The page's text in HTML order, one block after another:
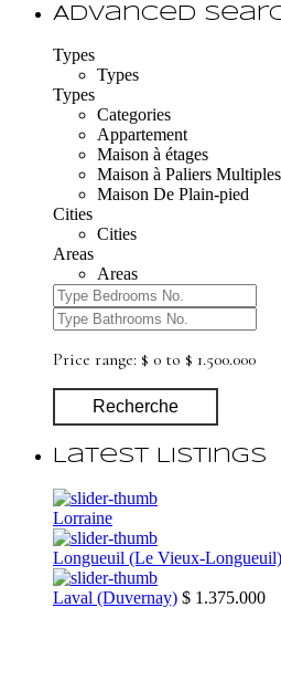
Advanced
Types
Types
Types
Categories
Appartement
Maison à étages
Maison à Paliers Multiples
Maison De Plain-pied
Cities
Cities
Areas
Areas
Price range: $ 0 to $ 1.500.000
Recherche
Latest Listings
Lorraine
Longueuil (Le Vieux-Longueuil)
Laval (Duvernay) $ 1.375.000